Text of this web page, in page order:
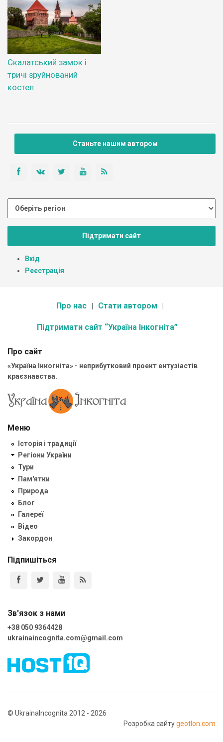
Скалатський замок і
тричі зруйнований
костел
Станьте нашим автором
Підтримати сайт
Вхід
Реєстрація
Про нас Стати автором
Підтримати сайт “Україна Інкогніта”
Про сайт
«Україна Інкогніта» - неприбутковий проект ентузіастів
краєзнавства.
Меню
Історія і традиції
Регіони України
Тури
Пам'ятки
Природа
Блог
Галереї
Відео
Закордон
Підпишіться
Зв'язок з нами
+38 050 9364428
ukrainaincognita.com@gmail.com
© UkrainaIncognita 2012 - 2026
Розробка сайтуgeotlon.com